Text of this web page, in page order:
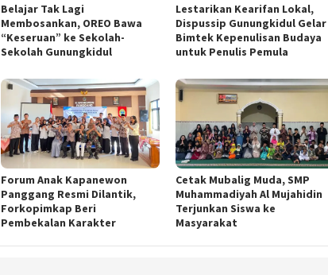
Belajar Tak Lagi
Membosankan, OREO Bawa
“Keseruan” ke Sekolah-
Sekolah Gunungkidul
Lestarikan Kearifan Lokal,
Dispussip Gunungkidul Gelar
Bimtek Kepenulisan Budaya
untuk Penulis Pemula
Forum Anak Kapanewon
Panggang Resmi Dilantik,
Forkopimkap Beri
Pembekalan Karakter
Cetak Mubalig Muda, SMP
Muhammadiyah Al Mujahidin
Terjunkan Siswa ke
Masyarakat